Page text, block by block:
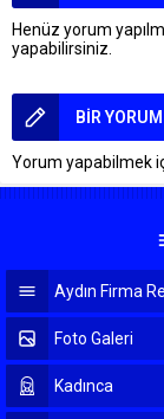
Henüz yorum
yapabilirsiniz.
BİR
Yorum yapabilmek
Aydın Firma
Foto Galeri
Kadınca